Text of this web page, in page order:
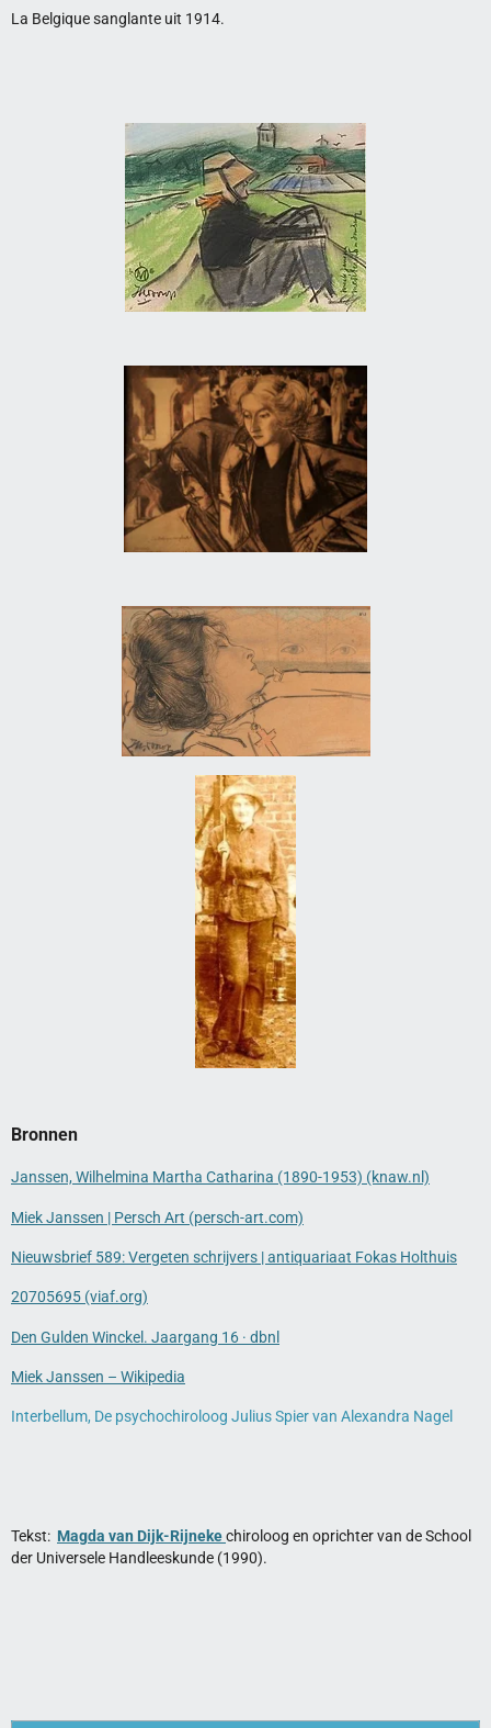
La Belgique sanglante uit 1914.
Bronnen
Janssen, Wilhelmina Martha Catharina (1890-1953) (knaw.nl)
Miek Janssen | Persch Art (persch-art.com)
Nieuwsbrief 589: Vergeten schrijvers | antiquariaat Fokas Holthuis
20705695 (viaf.org)
Den Gulden Winckel. Jaargang 16 · dbnl
Miek Janssen – Wikipedia
Interbellum, De psychochiroloog Julius Spier van Alexandra Nagel
Tekst: Magda van Dijk-Rijnekechiroloog en oprichter van de School
der Universele Handleeskunde (1990).